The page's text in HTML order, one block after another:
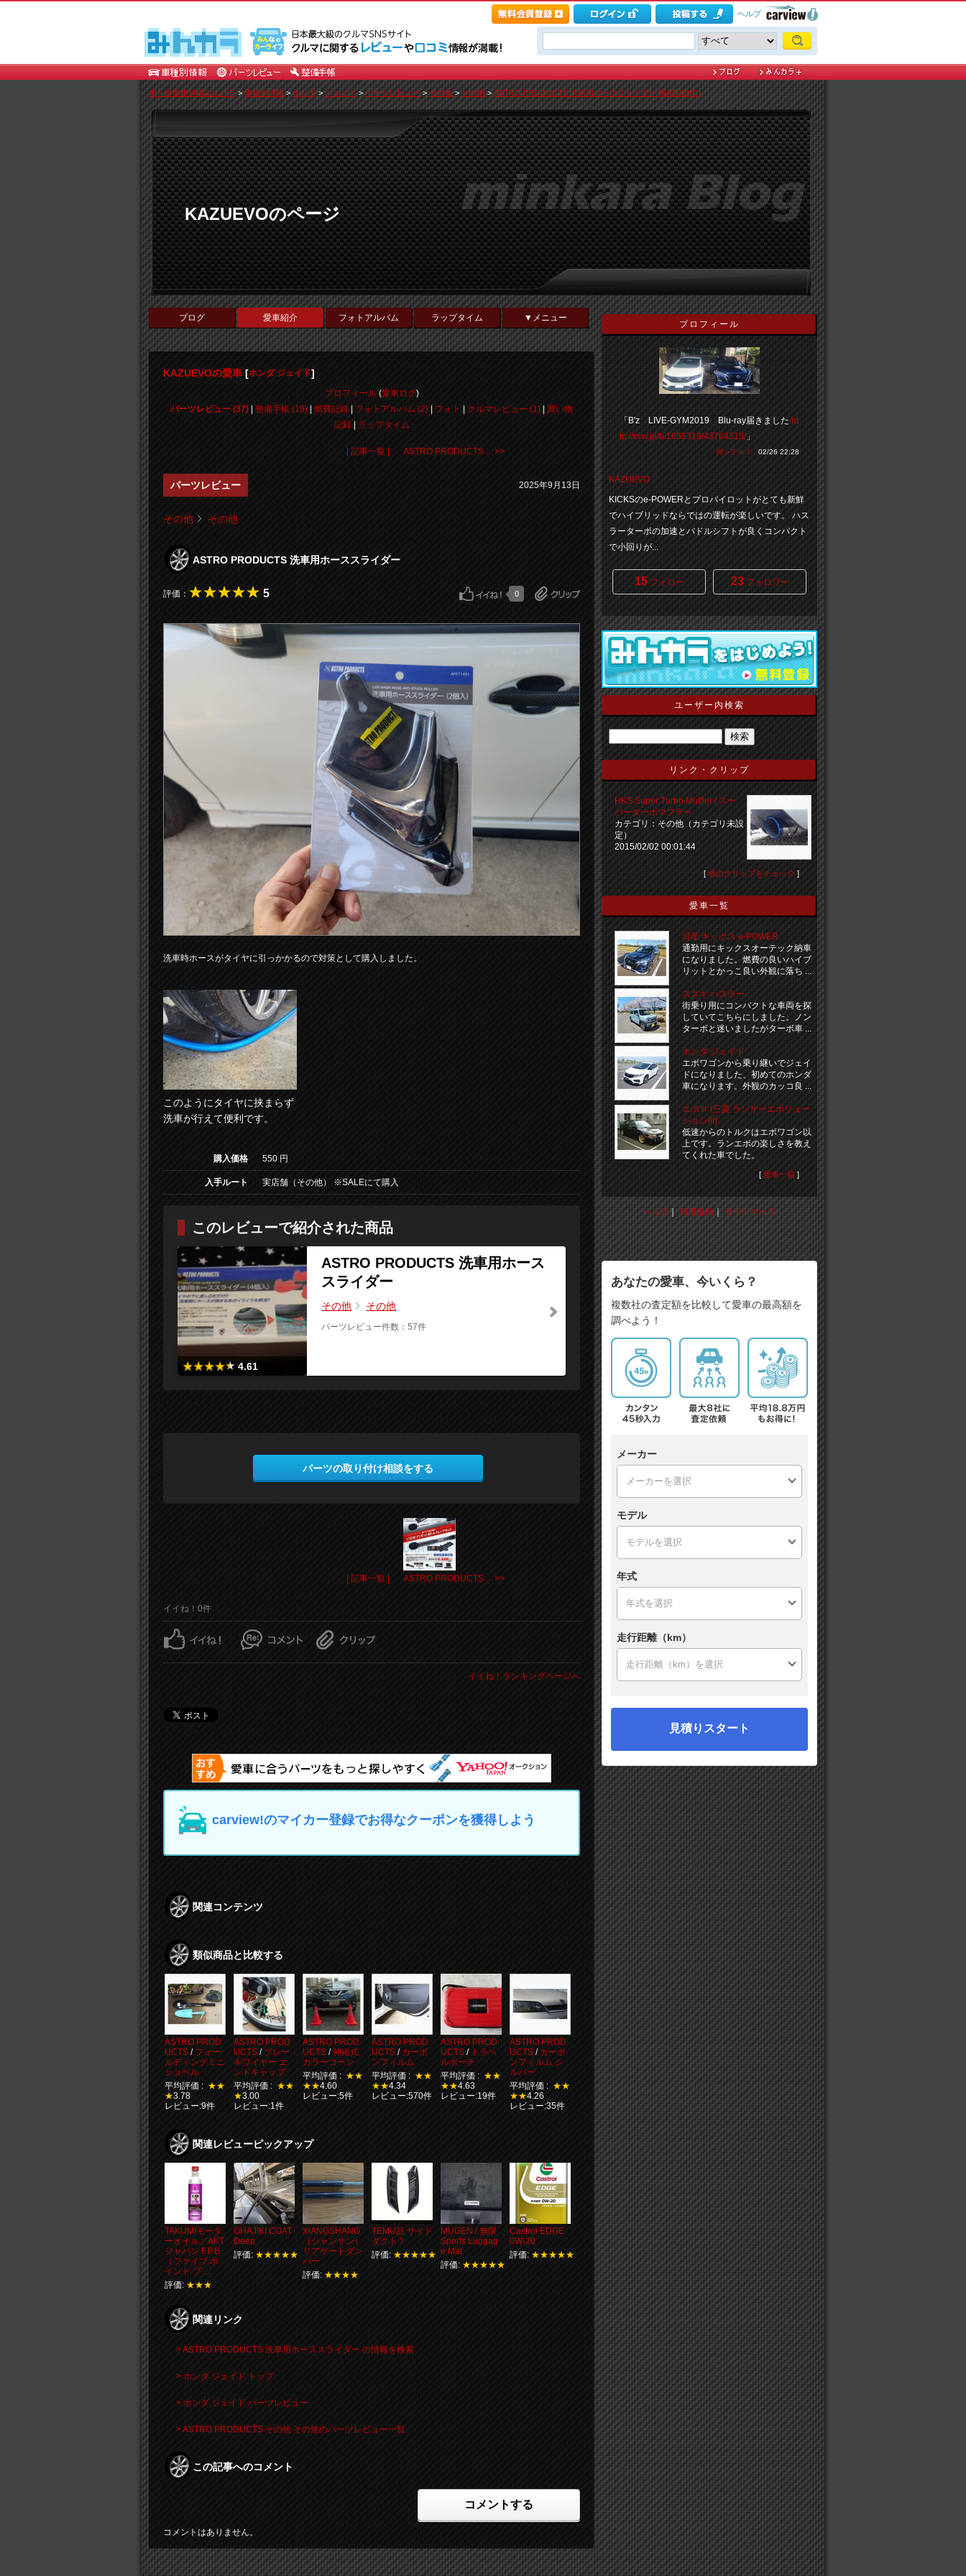
ヘルプ
車・自動車SNSみんカラ>車種別情報>ホンダ>ジェイド>パーツレビュー>その他>その他>ASTRO PRODUCTS 洗車用ホーススライダー [KAZUEVO]
KAZUEVOのページ
ブログ 愛車紹介 フォトアルバム ラップタイム ▼メニュー
KAZUEVOの愛車 [ホンダ ジェイド]
プロフィール(愛車ログ)
パーツレビュー (37)
整備手帳 (19) 燃費記録 フォトアルバム (2) フォト クルマレビュー (1)
買い物
記録| ラップタイム
| 記事一覧 | ASTRO PRODUCTS ... >>
パーツレビュー 2025年9月13日
その他 その他
ASTRO PRODUCTS 洗車用ホーススライダー
評価： 5 0
洗車時ホースがタイヤに引っかかるので対策として購入しました。
このようにタイヤに挟まらず
洗車が行えて便利です。
購入価格 550 円
入手ルート 実店舗（その他） ※SALEにて購入
このレビューで紹介された商品
4.61
ASTRO PRODUCTS 洗車用ホース
スライダー
その他 その他
パーツレビュー件数：57件
パーツの取り付け相談をする
| 記事一覧 | ASTRO PRODUCTS ... >>
イイね！0件
イイね！ランキングページへ
carview!のマイカー登録でお得なクーポンを獲得しよう
関連コンテンツ
類似商品と比較する
ASTRO PROD
UCTS / フォー
ルディングミニ
ショベル
平均評価 : ★★
★3.78
レビュー:9件
ASTRO PROD
UCTS / ブレー
キワイヤー エ
ンドキャップ
平均評価 : ★★
★3.00
レビュー:1件
ASTRO PROD
UCTS /伸縮式
カラーコーン
平均評価 : ★★
★★4.60
レビュー:5件
ASTRO PROD
UCTS / カーボ
ンフィルム
平均評価 : ★★
★★4.34
レビュー:570件
ASTRO PROD
UCTS / トラベ
ルポーチ
平均評価 : ★★
★★4.63
レビュー:19件
ASTRO PROD
UCTS / カーボ
ンフィルム シ
ルバー
平均評価 : ★★
★★4.26
レビュー:35件
関連レビューピックアップ
TAKUMIモータ
ーオイル／AKT
ジャパン F.P.B
（ファイブ.ポ
イント.ブ ...
評価: ★★★
OHAJIKI COAT
Deep
評価: ★★★★★
XIANGSHANG
（シャンサン）
リアゲートダン
パー
評価: ★★★★
TEMU品 サイド
ダクト？
評価: ★★★★★
MUGEN / 無限
Sports Luggag
e Mat
評価: ★★★★★
Castrol EDGE
0W-20
評価: ★★★★★
関連リンク
> ASTRO PRODUCTS 洗車用ホーススライダー の情報を検索
> ホンダ ジェイド トップ
> ホンダ ジェイド パーツレビュー
> ASTRO PRODUCTS その他 その他のパーツレビュー一覧
この記事へのコメント
コメントする
コメントはありません。
プロフィール
「B'z LIVE-GYM2019 Blu-ray届きましたht
tp://cvw.jp/b/1655319/43764513/」
何シテル？ 02/26 22:28
KAZUEVO
KICKSのe-POWERとプロパイロットがとても新鮮
でハイブリッドならではの運転が楽しいです。 ハス
ラーターボの加速とバドルシフトが良くコンパクト
で小回りが...
15フォロー 23フォロワー
ユーザー内検索
リンク・クリップ
HKS Super Turbo Muffler / スー
パーターボマフラー
カテゴリ：その他（カテゴリ未設
定）
2015/02/02 00:01:44
[ 他のクリップをチェック ]
愛車一覧
日産 キックス e-POWER
通勤用にキックスオーテック納車
になりました。燃費の良いハイブ
リットとかっこ良い外観に落ち ...
スズキ ハスラー
街乗り用にコンパクトな車両を探
していてこちらにしました。ノン
ターボと迷いましたがターボ車 ...
ホンダ ジェイド
エボワゴンから乗り継いでジェイ
ドになりました、初めてのホンダ
車になります。外観のカッコ良 ...
エボⅢ (三菱 ランサーエボリュー
ションIII)
低速からのトルクはエボワゴン以
上です。ランエボの楽しさを教え
てくれた車でした。
[ 愛車一覧 ]
ヘルプ｜利用規約｜サイトマップ
あなたの愛車、今いくら？
複数社の査定額を比較して愛車の最高額を
調べよう！
メーカー
モデル
年式
走行距離（km）
見積りスタート